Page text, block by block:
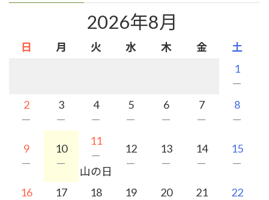
2026年8月
日 月 火 水 木 金
土
1
－
2
－
3
－
4
－
5
－
6
－
7
－
8
－
9
－
10
－
11
－
山の日
12
－
13
－
14
－
15
－
16
17
18
19
20
21
22